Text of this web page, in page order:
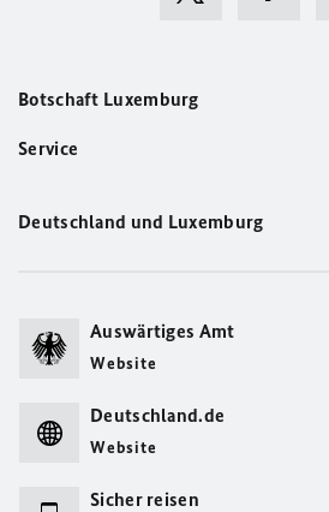
Botschaft Luxemburg
Service
Deutschland und Luxemburg
Auswärtiges Amt
Website
Deutschland.de
Website
Sicher reisen